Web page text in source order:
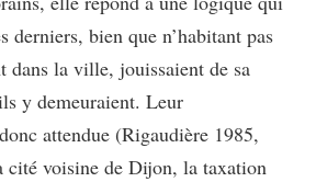
derniers, bien que n’habitant pas
dans la ville, jouissaient de sa
y demeuraient. Leur
attendue (Rigaudière 1985,
cité voisine de Dijon, la taxation